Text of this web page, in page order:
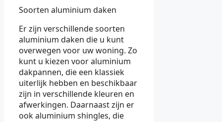
Soorten aluminium daken
Er zijn verschillende soorten
aluminium daken die u kunt
overwegen voor uw woning. Zo
kunt u kiezen voor aluminium
dakpannen, die een klassiek
uiterlijk hebben en beschikbaar
zijn in verschillende kleuren en
afwerkingen. Daarnaast zijn er
ook aluminium shingles, die